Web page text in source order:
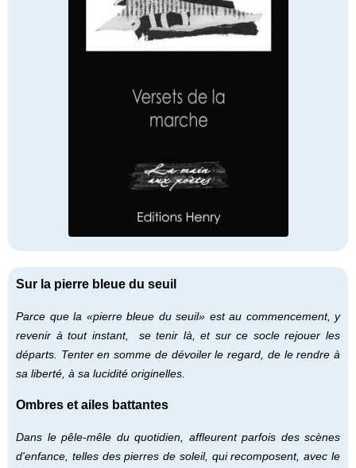
Sur la pierre bleue du seuil
Parce que la «pierre bleue du seuil» est au commencement, y
revenir à tout instant, se tenir là, et sur ce socle rejouer les
départs. Tenter en somme de dévoiler le regard, de le rendre à
sa liberté, à sa lucidité originelles.
Ombres et ailes battantes
Dans le pêle-mêle du quotidien, affleurent parfois des scènes
d'enfance, telles des pierres de soleil, qui recomposent, avec le